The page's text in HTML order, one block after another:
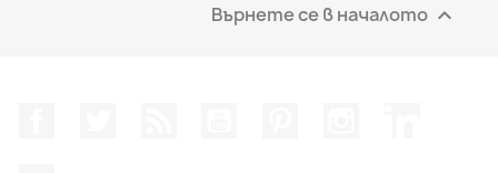
Върнете се в началото 